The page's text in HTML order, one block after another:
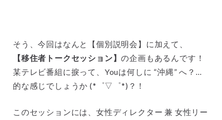
そう、今回はなんと【個別説明会】に加えて、
【移住者トークセッション】の企画もあるんです！
某テレビ番組に捩って、Youは何しに “沖縄” へ？…
的な感じでしょうか (*゜▽゜*)？！
このセッションには、女性ディレクター 兼 女性リー